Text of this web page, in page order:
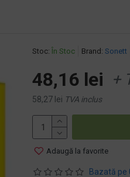
Stoc: În Stoc Brand: Sonett
Bazată pe
48,16 lei +
58,27 lei TVA inclus
Adaugă la favorite